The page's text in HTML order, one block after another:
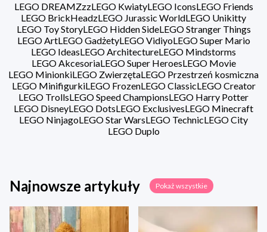
LEGO DREAMZzzLEGO KwiatyLEGO IconsLEGO Friends
LEGO BrickHeadzLEGO Jurassic WorldLEGO Unikitty
LEGO Toy StoryLEGO Hidden SideLEGO Stranger Things
LEGO ArtLEGO GadżetyLEGO VidiyoLEGO Super Mario
LEGO IdeasLEGO ArchitectureLEGO Mindstorms
LEGO AkcesoriaLEGO Super HeroesLEGO Movie
LEGO MinionkiLEGO ZwierzętaLEGO Przestrzeń kosmiczna
LEGO MinifigurkiLEGO FrozenLEGO ClassicLEGO Creator
LEGO TrollsLEGO Speed ChampionsLEGO Harry Potter
LEGO DisneyLEGO DotsLEGO ExclusivesLEGO Minecraft
LEGO NinjagoLEGO Star WarsLEGO TechnicLEGO City
LEGO Duplo
Najnowsze artykuły Pokaż wszystkie